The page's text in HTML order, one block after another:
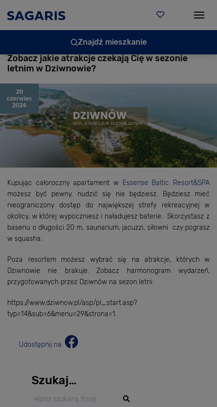
Znajdź mieszkanie
Zobacz jakie atrakcje czekają Cię w sezonie
letnim w Dziwnowie?
20
czerwiec
2024
Kupując całoroczny apartament w Essense Baltic Resort&SPA
możesz być pewny, nudzić się nie będziesz. Będziesz mieć
nieograniczony dostęp do największej strefy rekreacyjnej w
okolicy, w której wypoczniesz i naładujesz baterie. Skorzystasz z
basenu o długości 20 m, saunarium, jacuzzi, siłowni czy pograsz
w squasha.
Poza resortem możesz wybrać się na atrakcje, których w
Dziwnowie nie brakuje. Zobacz harmonogram wydarzeń,
przygotowanych przez Dziwnów na sezon letni:
https://www.dziwnow.pl/asp/pl_start.asp?
typ=14&sub=6&menu=29&strona=1
Udostępnij na:
Szukaj…